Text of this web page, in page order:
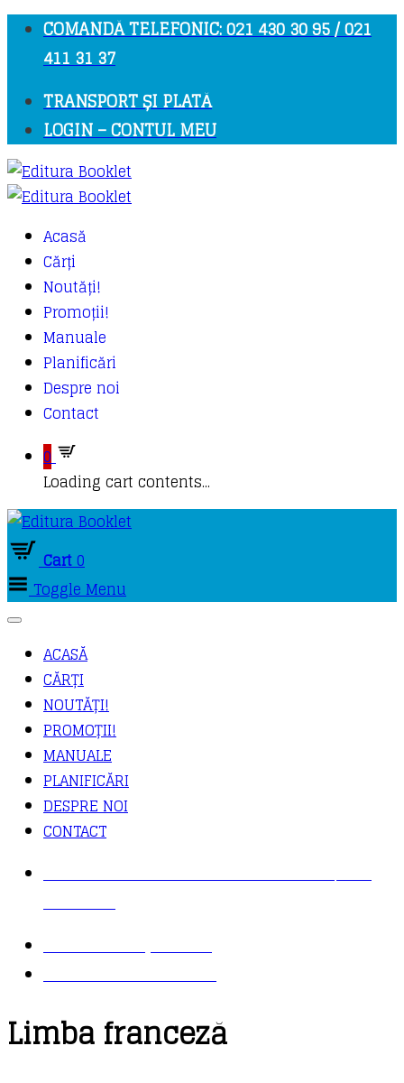
COMANDĂ TELEFONIC: 021 430 30 95 / 021
411 31 37
TRANSPORT ȘI PLATĂ
LOGIN – CONTUL MEU
Acasă
Cărți
Noutăți!
Promoții!
Manuale
Planificări
Despre noi
Contact
0
Loading cart contents...
Cart0
Toggle Menu
ACASĂ
CĂRȚI
NOUTĂȚI!
PROMOȚII!
MANUALE
PLANIFICĂRI
DESPRE NOI
CONTACT
COMANDĂ TELEFONIC: 021 430 30 95 / 021
411 31 37
TRANSPORT ȘI PLATĂ
LOGIN – CONTUL MEU
Limba franceză